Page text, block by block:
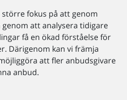
fokus på att genom
att analysera tidigare
få en ökad förståelse för
Därigenom kan vi främja
att fler anbudsgivare
anbud.